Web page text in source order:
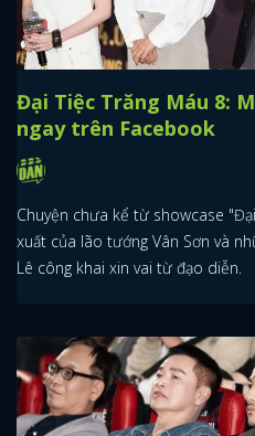
Đại Tiệc Trăng Máu 8:
ngay trên Facebook
Chuyện chưa kể từ showcase
xuất của lão tướng Vân Sơn và
Lê công khai xin vai từ đạo diễn.